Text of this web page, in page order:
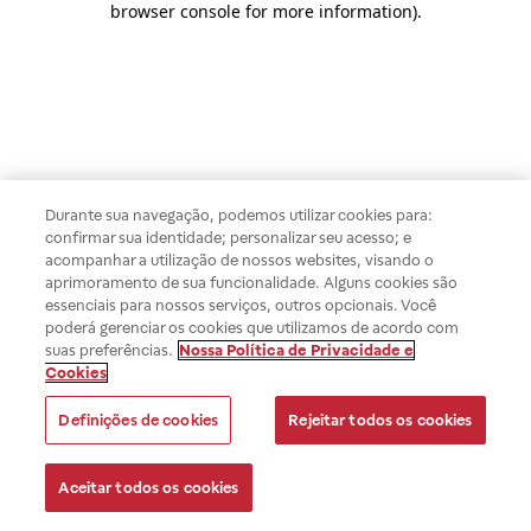
browser console for more information).
Durante sua navegação, podemos utilizar cookies para:
confirmar sua identidade; personalizar seu acesso; e
acompanhar a utilização de nossos websites, visando o
aprimoramento de sua funcionalidade. Alguns cookies são
essenciais para nossos serviços, outros opcionais. Você
poderá gerenciar os cookies que utilizamos de acordo com
suas preferências. Nossa Política de Privacidade e
Cookies
Definições de cookies Rejeitar todos os cookies
Aceitar todos os cookies